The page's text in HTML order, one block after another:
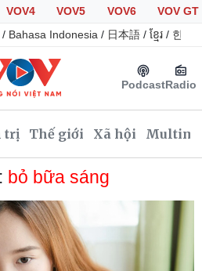
VOV4 VOV5 VOV6
VOV GT
/ Bahasa Indonesia / 日本語 / ខ្មែរ / 한국
PodcastRadio
trị Thế giới Xã hội
Xã hội
Tin 24h
Giáo dục
bỏ bữa sáng